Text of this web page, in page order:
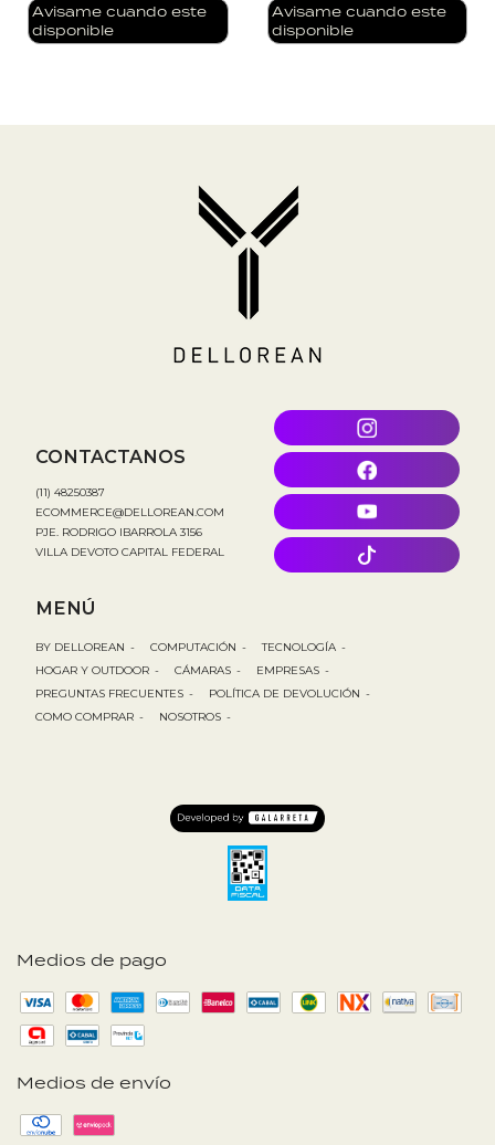
Avisame cuando este
disponible
Avisame cuando este
disponible
Medios de pago
Medios de envío
CONTACTANOS
(11) 48250387
ECOMMERCE@DELLOREAN.COM
PJE. RODRIGO IBARROLA 3156
VILLA DEVOTO CAPITAL FEDERAL
MENÚ
BY DELLOREAN - COMPUTACIÓN - TECNOLOGÍA -
HOGAR Y OUTDOOR - CÁMARAS - EMPRESAS -
PREGUNTAS FRECUENTES - POLÍTICA DE DEVOLUCIÓN -
COMO COMPRAR - NOSOTROS -